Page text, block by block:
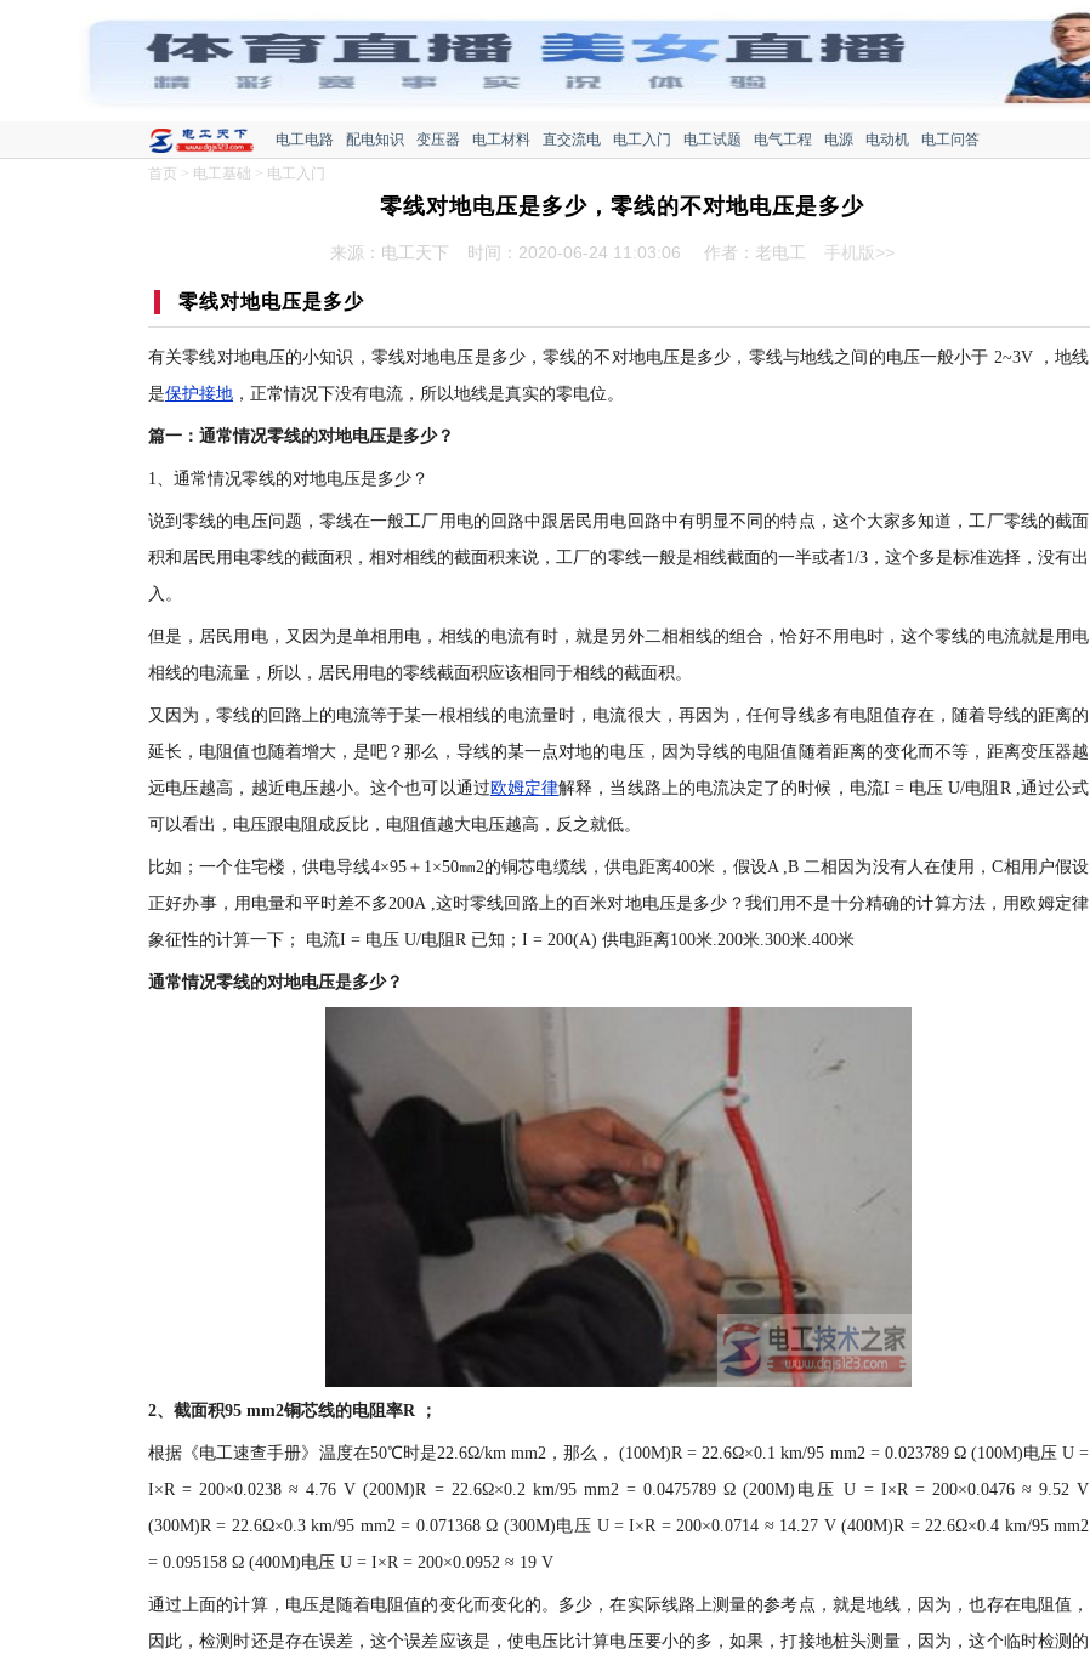
电工电路 配电知识 变压器 电工材料 直交流电 电工入门 电工试题 电气工程 电源 电动机
电工问答
首页 > 电工基础 > 电工入门
零线对地电压是多少，零线的不对地电压是多少
来源：电工天下 时间：2020-06-24 11:03:06 作者：老电工 手机版>>
零线对地电压是多少
有关零线对地电压的小知识，零线对地电压是多少，零线的不对地电压是多少，零线与地线之间的电压一般小于 2~3V ，地线
是保护接地 ，正常情况下没有电流，所以地线是真实的零电位。
篇一：通常情况零线的对地电压是多少？
1、通常情况零线的对地电压是多少？
说到零线的电压问题，零线在一般工厂用电的回路中跟居民用电回路中有明显不同的特点，这个大家多知道，工厂零线的截面
积和居民用电零线的截面积，相对相线的截面积来说，工厂的零线一般是相线截面的一半或者1/3，这个多是标准选择，没有出
入。
但是，居民用电，又因为是单相用电，相线的电流有时，就是另外二相相线的组合，恰好不用电时，这个零线的电流就是用电
相线的电流量，所以，居民用电的零线截面积应该相同于相线的截面积。
又因为，零线的回路上的电流等于某一根相线的电流量时，电流很大，再因为，任何导线多有电阻值存在，随着导线的距离的
延长，电阻值也随着增大，是吧？那么，导线的某一点对地的电压，因为导线的电阻值随着距离的变化而不等，距离变压器越
远电压越高，越近电压越小。这个也可以通过欧姆定律解释，当线路上的电流决定了的时候，电流I = 电压 U/电阻R ,通过公式
可以看出，电压跟电阻成反比，电阻值越大电压越高，反之就低。
比如；一个住宅楼，供电导线4×95＋1×50㎜2的铜芯电缆线，供电距离400米，假设A ,B 二相因为没有人在使用，C相用户假设
正好办事，用电量和平时差不多200A ,这时零线回路上的百米对地电压是多少？我们用不是十分精确的计算方法，用欧姆定律
象征性的计算一下； 电流I = 电压 U/电阻R 已知；I = 200(A) 供电距离100米.200米.300米.400米
通常情况零线的对地电压是多少？
2、截面积95 mm2铜芯线的电阻率R ；
根据《电工速查手册》温度在50℃时是22.6Ω/km mm2，那么， (100M)R = 22.6Ω×0.1 km/95 mm2 = 0.023789 Ω (100M)电压 U =
I×R = 200×0.0238 ≈ 4.76 V (200M)R = 22.6Ω×0.2 km/95 mm2 = 0.0475789 Ω (200M)电压 U = I×R = 200×0.0476 ≈ 9.52 V
(300M)R = 22.6Ω×0.3 km/95 mm2 = 0.071368 Ω (300M)电压 U = I×R = 200×0.0714 ≈ 14.27 V (400M)R = 22.6Ω×0.4 km/95 mm2
= 0.095158 Ω (400M)电压 U = I×R = 200×0.0952 ≈ 19 V
通过上面的计算，电压是随着电阻值的变化而变化的。多少，在实际线路上测量的参考点，就是地线，因为，也存在电阻值，
因此，检测时还是存在误差，这个误差应该是，使电压比计算电压要小的多，如果，打接地桩头测量，因为，这个临时检测的